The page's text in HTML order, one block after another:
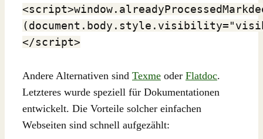
</script>
Andere Alternativen sind Texme oder Flatdoc.
Letzteres wurde speziell für Dokumentationen
entwickelt. Die Vorteile solcher einfachen
Webseiten sind schnell aufgezählt: